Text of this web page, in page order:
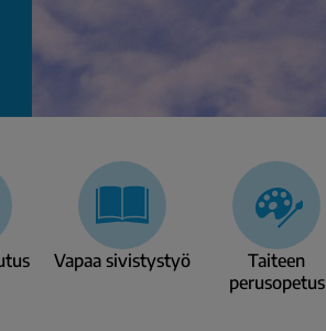
Vapaa sivistys­työ
Taiteen
perusopetus